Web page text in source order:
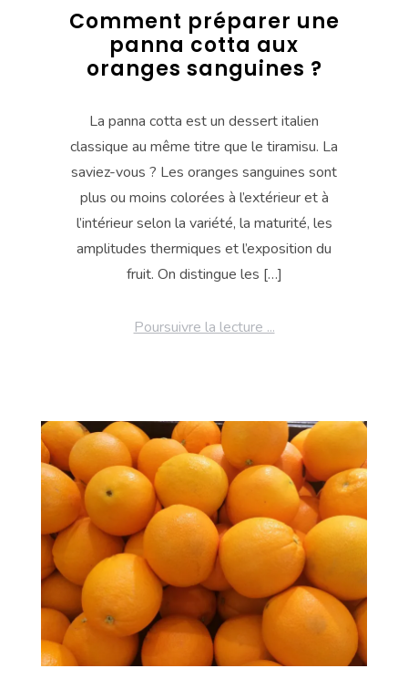
Comment préparer une
panna cotta aux
oranges sanguines ?
La panna cotta est un dessert italien
classique au même titre que le tiramisu. La
saviez-vous ? Les oranges sanguines sont
plus ou moins colorées à l’extérieur et à
l’intérieur selon la variété, la maturité, les
amplitudes thermiques et l’exposition du
fruit. On distingue les […]
Poursuivre la lecture ...